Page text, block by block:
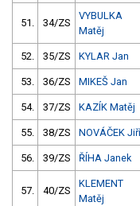
51. 34/ZS
VYBULKA
Matěj
52. 35/ZS KYLAR Jan
53. 36/ZS MIKEŠ Jan
54. 37/ZS KAZÍK Matěj
55. 38/ZS NOVÁČEK Jiří
56. 39/ZS ŘÍHA Janek
57. 40/ZS
KLEMENT
Matěj